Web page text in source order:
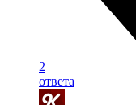
2
ответа